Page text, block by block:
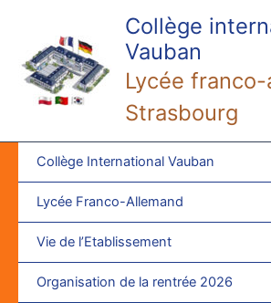
contenu
Collège
Vauban
Lycée
Strasbourg
Collège International Vauban
Lycée Franco-Allemand
Vie de l’Etablissement
Organisation de la rentrée 2026